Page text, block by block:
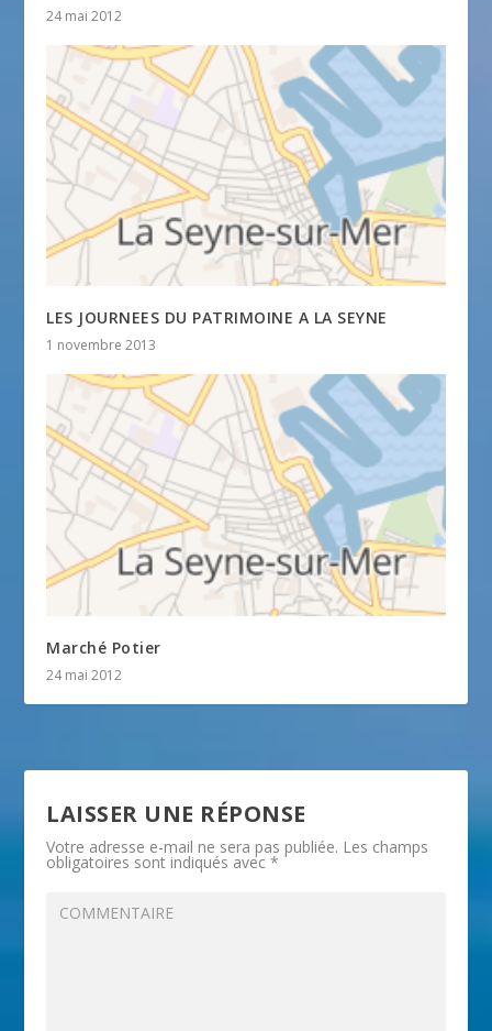
24 mai 2012
LES JOURNEES DU PATRIMOINE A LA SEYNE
1 novembre 2013
Marché Potier
24 mai 2012
LAISSER UNE RÉPONSE
Votre adresse e-mail ne sera pas publiée. Les champs
obligatoires sont indiqués avec*